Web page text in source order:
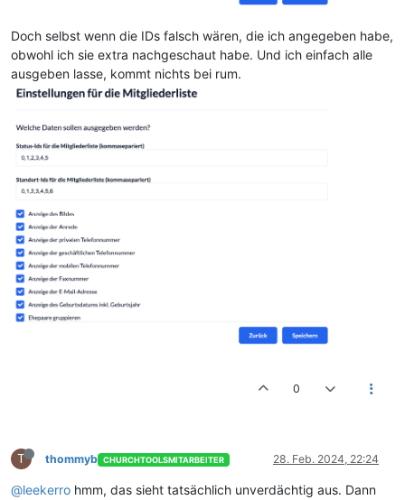
Doch selbst wenn die IDs falsch wären, die ich angegeben habe,
obwohl ich sie extra nachgeschaut habe. Und ich einfach alle
ausgeben lasse, kommt nichts bei rum.
0
T thommyb CHURCHTOOLSMITARBEITER 28. Feb. 2024, 22:24
@leekerro hmm, das sieht tatsächlich unverdächtig aus. Dann